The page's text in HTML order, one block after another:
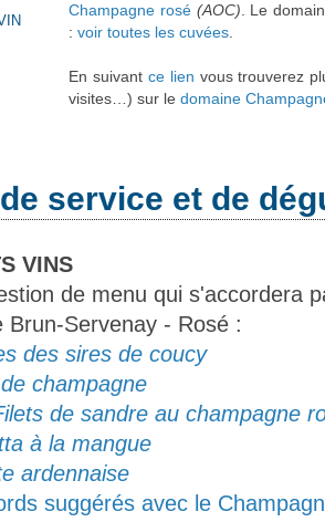
Champagne rosé (AOC) . Le
: voir toutes les cuvées
En suivant ce lien vous trouverez
visites…) sur le domaine
service et de
VINS
de menu qui s'accordera
Brun-Servenay - Rosé :
des sires de coucy
champagne
de sandre au champagne
à la mangue
ardennaise
suggérés avec le